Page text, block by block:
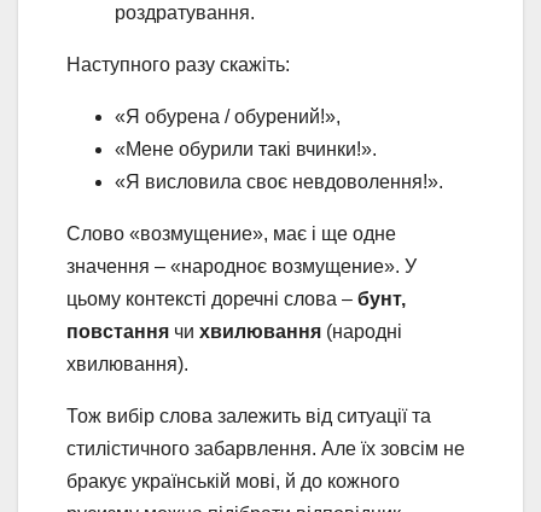
роздратування.
Наступного разу скажіть:
«Я обурена / обурений!»,
«Мене обурили такі вчинки!».
«Я висловила своє невдоволення!».
Слово «возмущение», має і ще одне
значення – «народноє возмущение». У
цьому контексті доречні слова – бунт,
повстання чи хвилювання (народні
хвилювання).
Тож вибір слова залежить від ситуації та
стилістичного забарвлення. Але їх зовсім не
бракує українській мові, й до кожного